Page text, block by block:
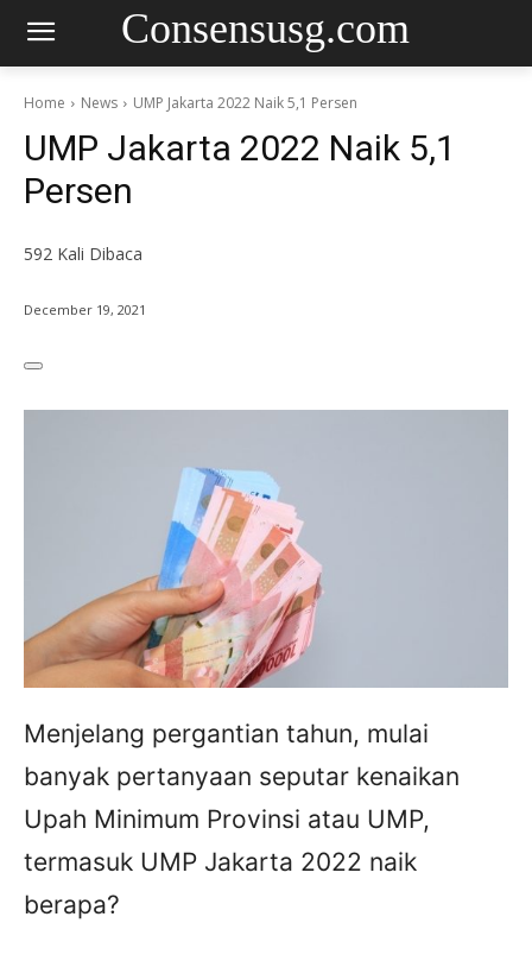
Consensusg.com
Home News UMP Jakarta 2022 Naik 5,1 Persen
UMP Jakarta 2022 Naik 5,1
Persen
592 Kali Dibaca
December 19, 2021
Menjelang pergantian tahun, mulai
banyak pertanyaan seputar kenaikan
Upah Minimum Provinsi atau UMP,
termasuk UMP Jakarta 2022 naik
berapa?